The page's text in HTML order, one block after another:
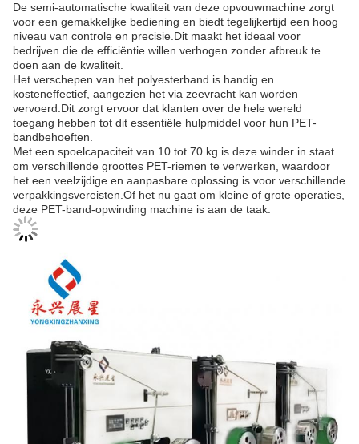
De semi-automatische kwaliteit van deze opvouwmachine zorgt
voor een gemakkelijke bediening en biedt tegelijkertijd een hoog
niveau van controle en precisie.Dit maakt het ideaal voor
bedrijven die de efficiëntie willen verhogen zonder afbreuk te
doen aan de kwaliteit.
Het verschepen van het polyesterband is handig en
kosteneffectief, aangezien het via zeevracht kan worden
vervoerd.Dit zorgt ervoor dat klanten over de hele wereld
toegang hebben tot dit essentiële hulpmiddel voor hun PET-
bandbehoeften.
Met een spoelcapaciteit van 10 tot 70 kg is deze winder in staat
om verschillende groottes PET-riemen te verwerken, waardoor
het een veelzijdige en aanpasbare oplossing is voor verschillende
verpakkingsvereisten.Of het nu gaat om kleine of grote operaties,
deze PET-band-opwinding machine is aan de taak.